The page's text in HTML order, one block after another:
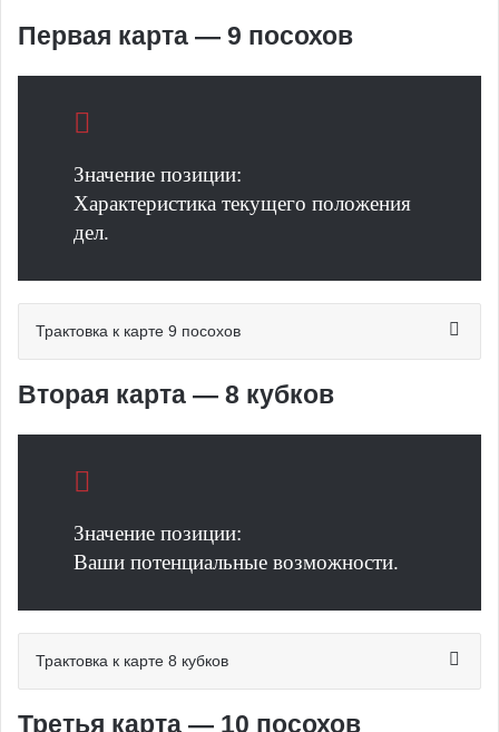
Первая карта — 9 посохов
Значение позиции:
Характеристика текущего положения
дел.
Трактовка к карте 9 посохов
Вторая карта — 8 кубков
Значение позиции:
Ваши потенциальные возможности.
Трактовка к карте 8 кубков
Третья карта — 10 посохов